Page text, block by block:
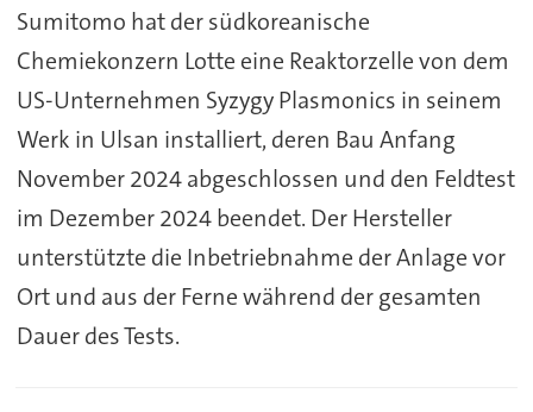
Sumitomo hat der südkoreanische
Chemiekonzern Lotte eine Reaktorzelle von dem
US-Unternehmen Syzygy Plasmonics in seinem
Werk in Ulsan installiert, deren Bau Anfang
November 2024 abgeschlossen und den Feldtest
im Dezember 2024 beendet. Der Hersteller
unterstützte die Inbetriebnahme der Anlage vor
Ort und aus der Ferne während der gesamten
Dauer des Tests.